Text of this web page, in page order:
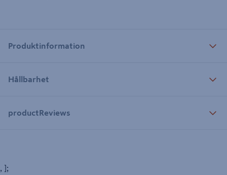
Produktinformation
Hållbarhet
productReviews
, ];